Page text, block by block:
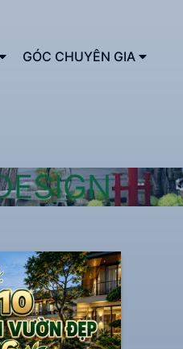
GÓC CHUYÊN GIA